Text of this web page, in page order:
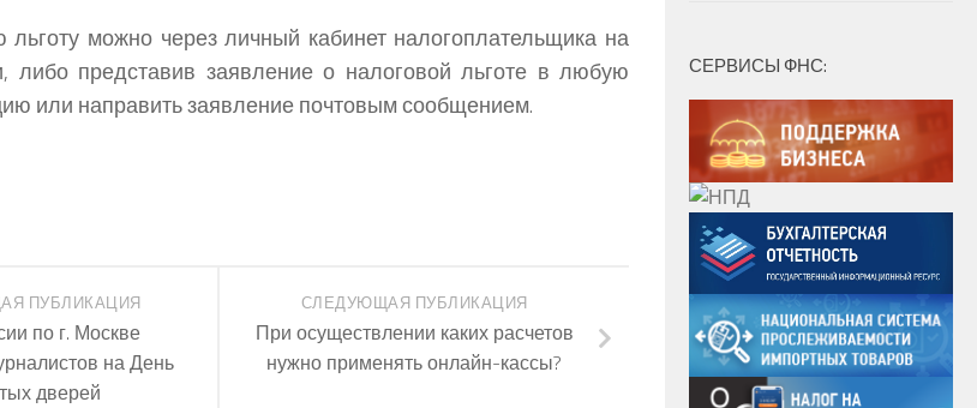
льготу можно через личный кабинет налогоплательщика на
либо представив заявление о налоговой льготе в любую
или направить заявление почтовым сообщением.
СЛЕДУЮЩАЯ ПУБЛИКАЦИЯ
При осуществлении каких расчетов
нужно применять онлайн-кассы?
ПУБЛИКАЦИЯ
по г. Москве
на День
дверей
СЕРВИСЫ ФНС: